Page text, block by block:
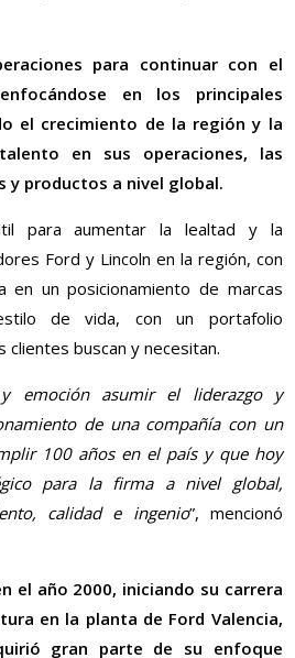
para continuar con el
en los principales
el crecimiento de la región y la
en sus operaciones, las
y productos a nivel global.
para aumentar la lealtad y la
Ford y Lincoln en la región, con
en un posicionamiento de marcas
de vida, con un portafolio
clientes buscan y necesitan.
emoción asumir el liderazgo y
de una compañía con un
100 años en el país y que hoy
para la firma a nivel global,
calidad e ingenio”, mencionó
el año 2000, iniciando su carrera
en la planta de Ford Valencia,
gran parte de su enfoque